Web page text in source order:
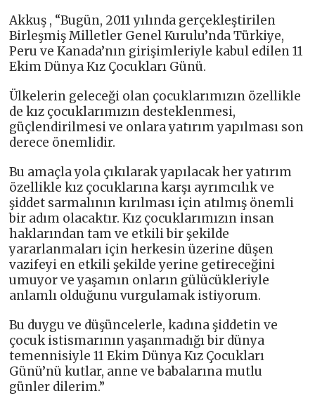
Akkuş , “Bugün, 2011 yılında gerçekleştirilen
Birleşmiş Milletler Genel Kurulu’nda Türkiye,
Peru ve Kanada’nın girişimleriyle kabul edilen 11
Ekim Dünya Kız Çocukları Günü.
Ülkelerin geleceği olan çocuklarımızın özellikle
de kız çocuklarımızın desteklenmesi,
güçlendirilmesi ve onlara yatırım yapılması son
derece önemlidir.
Bu amaçla yola çıkılarak yapılacak her yatırım
özellikle kız çocuklarına karşı ayrımcılık ve
şiddet sarmalının kırılması için atılmış önemli
bir adım olacaktır. Kız çocuklarımızın insan
haklarından tam ve etkili bir şekilde
yararlanmaları için herkesin üzerine düşen
vazifeyi en etkili şekilde yerine getireceğini
umuyor ve yaşamın onların gülücükleriyle
anlamlı olduğunu vurgulamak istiyorum.
Bu duygu ve düşüncelerle, kadına şiddetin ve
çocuk istismarının yaşanmadığı bir dünya
temennisiyle 11 Ekim Dünya Kız Çocukları
Günü’nü kutlar, anne ve babalarına mutlu
günler dilerim.”